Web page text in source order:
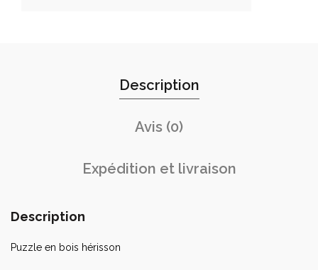
Description
Avis (0)
Expédition et livraison
Description
Puzzle en bois hérisson